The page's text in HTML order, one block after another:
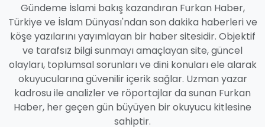
Gündeme İslami bakış kazandıran Furkan Haber,
Türkiye ve İslam Dünyası'ndan son dakika haberleri ve
köşe yazılarını yayımlayan bir haber sitesidir. Objektif
ve tarafsız bilgi sunmayı amaçlayan site, güncel
olayları, toplumsal sorunları ve dini konuları ele alarak
okuyucularına güvenilir içerik sağlar. Uzman yazar
kadrosu ile analizler ve röportajlar da sunan Furkan
Haber, her geçen gün büyüyen bir okuyucu kitlesine
sahiptir.